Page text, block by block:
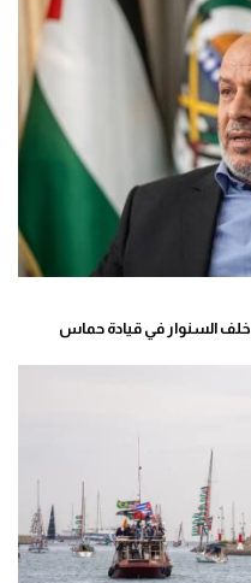
السنوار في قيادة حماس